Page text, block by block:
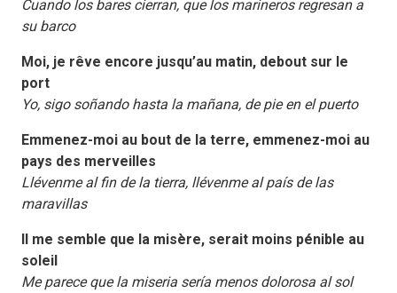
Cuando los bares cierran, que los marineros regresan a
su barco
Moi, je rêve encore jusqu’au matin, debout sur le
port
Yo, sigo soñando hasta la mañana, de pie en el puerto
Emmenez-moi au bout de la terre, emmenez-moi au
pays des merveilles
Llévenme al fin de la tierra, llévenme al país de las
maravillas
Il me semble que la misère, serait moins pénible au
soleil
Me parece que la miseria sería menos dolorosa al sol